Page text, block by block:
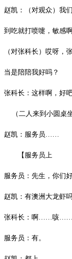
赵凯：（对观众）我
到吃就打喷嚏，敏感
（对张科长）哎呀，
当是陪陪我好吗？
张科长：这样啊，好
（二人来到小圆桌
赵凯：服务员
【服务员上
服务员：先生，你们
赵凯：有澳洲大龙虾
张科长：啊 ……咳……
服务员：有。